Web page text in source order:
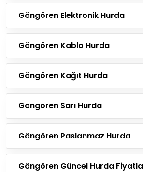
Göngören Elektronik Hurda
Göngören Kablo Hurda
Göngören Kağıt Hurda
Göngören Sarı Hurda
Göngören Paslanmaz Hurda
Göngören Güncel Hurda